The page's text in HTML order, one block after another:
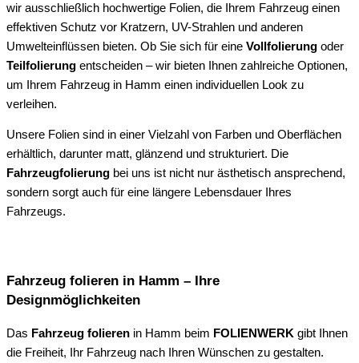
wir ausschließlich hochwertige Folien, die Ihrem Fahrzeug einen
effektiven Schutz vor Kratzern, UV-Strahlen und anderen
Umwelteinflüssen bieten. Ob Sie sich für eine Vollfolierung oder
Teilfolierung entscheiden – wir bieten Ihnen zahlreiche Optionen,
um Ihrem Fahrzeug in Hamm einen individuellen Look zu
verleihen.
Unsere Folien sind in einer Vielzahl von Farben und Oberflächen
erhältlich, darunter matt, glänzend und strukturiert. Die
Fahrzeugfolierung bei uns ist nicht nur ästhetisch ansprechend,
sondern sorgt auch für eine längere Lebensdauer Ihres
Fahrzeugs.
Fahrzeug folieren in Hamm – Ihre
Designmöglichkeiten
Das Fahrzeug folieren in Hamm beim FOLIENWERK gibt Ihnen
die Freiheit, Ihr Fahrzeug nach Ihren Wünschen zu gestalten.